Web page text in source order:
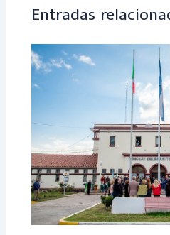
Entradas